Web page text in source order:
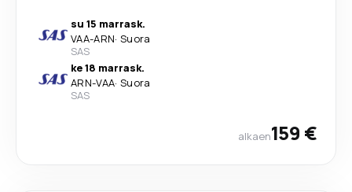
su 15 marrask.
VAA-ARN· Suora
SAS
ke 18 marrask.
ARN-VAA· Suora
SAS
alkaen159 €